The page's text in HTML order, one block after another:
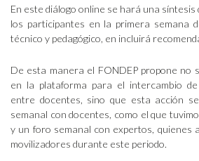
En este diálogo online se hará una
los participantes en la primera semana
técnico y pedagógico, en incluirá
De esta manera el FONDEP propone no
en la plataforma para el intercambio
entre docentes, sino que esta acción
semanal con docentes, como el que
y un foro semanal con expertos, quienes
movilizadores durante este periodo.